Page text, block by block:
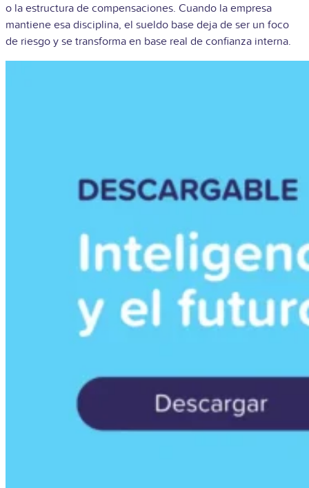
o la estructura de compensaciones. Cuando la empresa
mantiene esa disciplina, el sueldo base deja de ser un foco
de riesgo y se transforma en base real de confianza interna.